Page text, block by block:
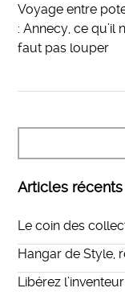
Voyage entre
: Annecy, ce qu’il
faut pas louper
Articles récents
Le coin des
Hangar de Style,
Libérez